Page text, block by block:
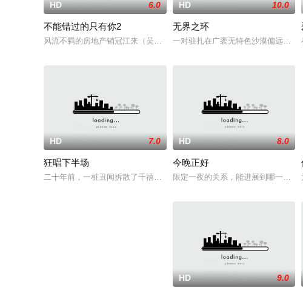
HD 6.0
不能错过的只有你2
风流不羁的房地产销冠江来（吴翊歌 饰），为利益化身“深情画家”，步步
HD 10.0
无界之环
一对驻扎在广袤无特色沙漠偏远边境
HD 7.0
狂唱下半场
二十年前，一桩丑闻拆散了千禧年初期当红的韩国流行三人团体。如今，
HD 8.0
今晚正好
限定一夜的关系，能进展到哪一步？
HD 9.0